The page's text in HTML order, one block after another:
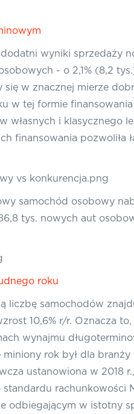
wyniki sprzedaży
- o 2,1% (8,2
się w znacznej mierze
w tej formie
i klasycznego
finansowania pozwoliła
samochód osobowy
tys. nowych aut
roku
liczbę samochodów
10,6% r/r. Oznacza
wynajmu
rok był dla
ustanowiona w 2018
rachunkowości
odbiegającym w istotny